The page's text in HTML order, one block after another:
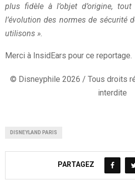
plus fidèle à l’objet d’origine,
l’évolution des normes de sécurité
utilisons ».
Merci à InsidEars pour ce reportage.
© Disneyphile 2026 / Tous droits
interdite
DISNEYLAND PARIS
PARTAGEZ